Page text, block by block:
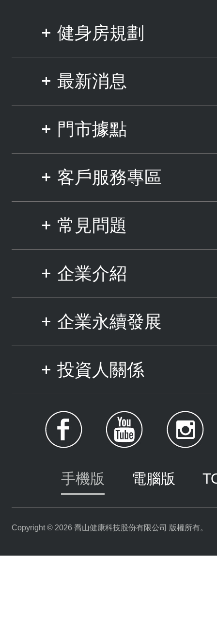
健身房規劃
最新消息
門市據點
客戶服務專區
常見問題
企業介紹
企業永續發展
投資人關係
手機版 電腦版
Copyright © 2026 喬山健康科技股份有限公司 版權所有。